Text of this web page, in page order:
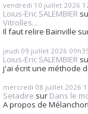
vendredi 10 juillet 2026
Loius-Eric SALEMBIER
Vitrolles...
Il faut relire Bainville
jeudi 09 juillet 2026
Loius-Eric SALEMBIER
j'ai écrit une méthode
mercredi 08 juillet 2026
Setadire sur Dans le
A propos de